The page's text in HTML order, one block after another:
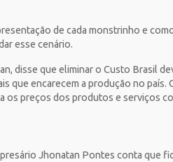
de cada monstrinho e
esse cenário.
disse que eliminar o Custo Brasil
que encarecem a produção no país.
os preços dos produtos e serviços
Jhonatan Pontes conta que